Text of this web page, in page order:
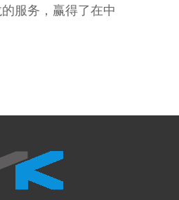
服务，赢得了在中